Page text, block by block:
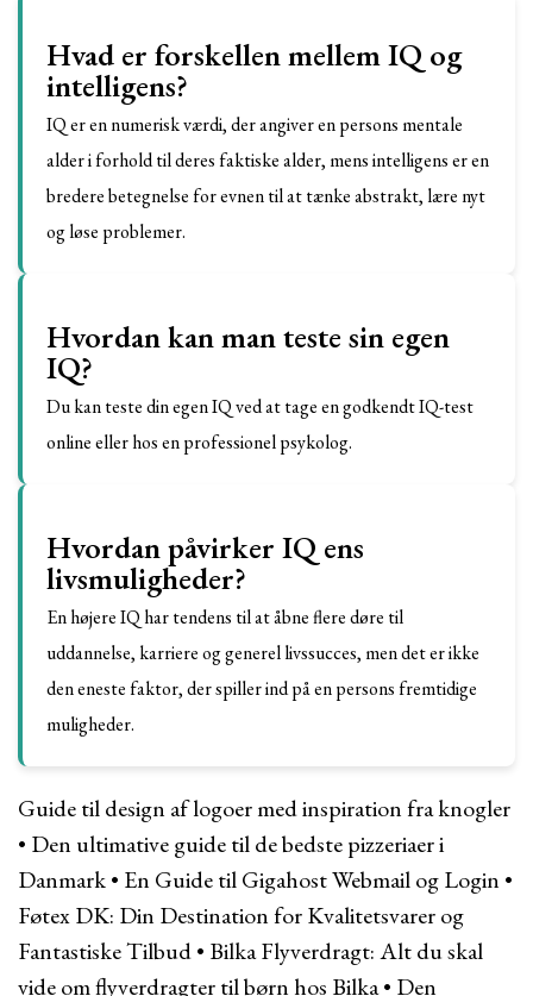
Hvad er forskellen mellem IQ og
intelligens?
IQ er en numerisk værdi, der angiver en persons mentale
alder i forhold til deres faktiske alder, mens intelligens er en
bredere betegnelse for evnen til at tænke abstrakt, lære nyt
og løse problemer.
Hvordan kan man teste sin egen
IQ?
Du kan teste din egen IQ ved at tage en godkendt IQ-test
online eller hos en professionel psykolog.
Hvordan påvirker IQ ens
livsmuligheder?
En højere IQ har tendens til at åbne flere døre til
uddannelse, karriere og generel livssucces, men det er ikke
den eneste faktor, der spiller ind på en persons fremtidige
muligheder.
Guide til design af logoer med inspiration fra knogler
• Den ultimative guide til de bedste pizzeriaer i
Danmark• En Guide til Gigahost Webmail og Login •
Føtex DK: Din Destination for Kvalitetsvarer og
Fantastiske Tilbud• Bilka Flyverdragt: Alt du skal
vide om flyverdragter til børn hos Bilka• Den